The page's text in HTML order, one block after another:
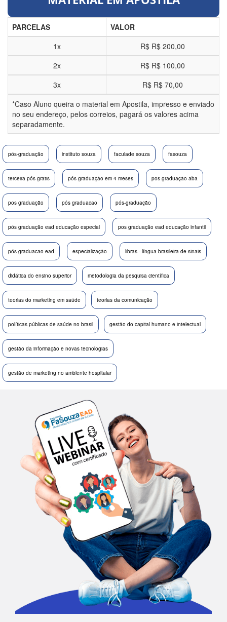
PARCELAS
VALOR
1x
R$ R$ 200,00
2x
R$ R$ 100,00
3x
R$ R$ 70,00
*Caso Aluno queira o material em Apostila, impresso e enviado
no seu endereço, pelos correios, pagará os valores acima
separadamente.
pós-graduação instituto souza faculade souza fasouza
terceira pós gratis pós graduação em 4 meses pos graduação aba
pos graduação pós graduacao pós-graduação
pós graduação ead educação especial pos graduação ead educação infantil
pós-graduacao ead especialização libras - língua brasileira de sinais
didática do ensino superior metodologia da pesquisa científica
teorias do marketing em saúde teorias da comunicação
políticas públicas de saúde no brasil gestão do capital humano e intelectual
gestão da informação e novas tecnologias
gestão de marketing no ambiente hospitalar